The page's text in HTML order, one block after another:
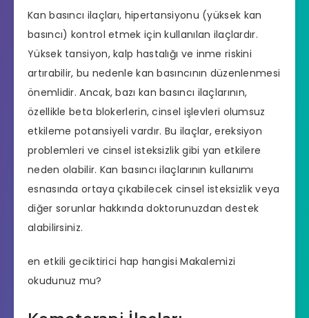
Kan basıncı ilaçları, hipertansiyonu (yüksek kan
basıncı) kontrol etmek için kullanılan ilaçlardır.
Yüksek tansiyon, kalp hastalığı ve inme riskini
artırabilir, bu nedenle kan basıncının düzenlenmesi
önemlidir. Ancak, bazı kan basıncı ilaçlarının,
özellikle beta blokerlerin, cinsel işlevleri olumsuz
etkileme potansiyeli vardır. Bu ilaçlar, ereksiyon
problemleri ve cinsel isteksizlik gibi yan etkilere
neden olabilir. Kan basıncı ilaçlarının kullanımı
esnasında ortaya çıkabilecek cinsel isteksizlik veya
diğer sorunlar hakkında doktorunuzdan destek
alabilirsiniz.
en etkili geciktirici hap hangisi Makalemizi
okudunuz mu?